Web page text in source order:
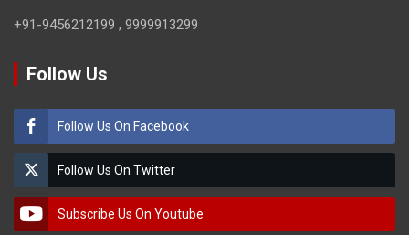
+91-9456212199 , 9999913299
Follow Us
Follow Us On Facebook
Follow Us On Twitter
Subscribe Us On Youtube